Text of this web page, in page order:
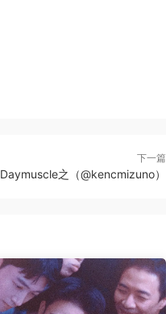
下一篇
Daymuscle之（@kencmizuno）